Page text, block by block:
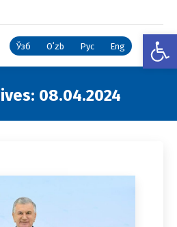
Ўзб Oʻzb Рус Eng
08.04.2024